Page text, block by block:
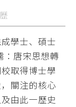
學士、碩士
：唐宋思想轉
取得博士學
關注的核心
由此一歷史